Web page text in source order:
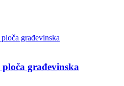
ploča građevinska